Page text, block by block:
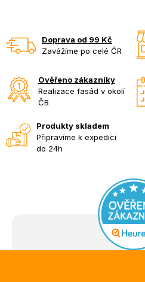
Doprava od 99 Kč
Zavážíme po celé ČR
Ověřeno zákazníky
Realizace fasád v okolí
ČB
Produkty skladem
Připravíme k expedici
do 24h